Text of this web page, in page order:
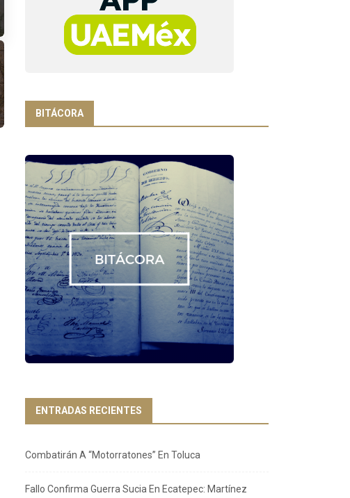
BITÁCORA
ENTRADAS RECIENTES
Combatirán A “Motorratones” En Toluca
Fallo Confirma Guerra Sucia En Ecatepec: Martínez